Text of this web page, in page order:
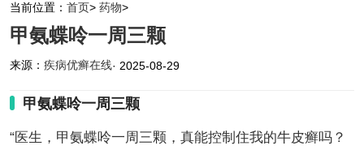
当前位置： 首页> 药物>
甲氨蝶呤一周三颗
来源： 疾病优癣在线· 2025-08-29
甲氨蝶呤一周三颗
“医生，甲氨蝶呤一周三颗，真能控制住我的牛皮癣吗？